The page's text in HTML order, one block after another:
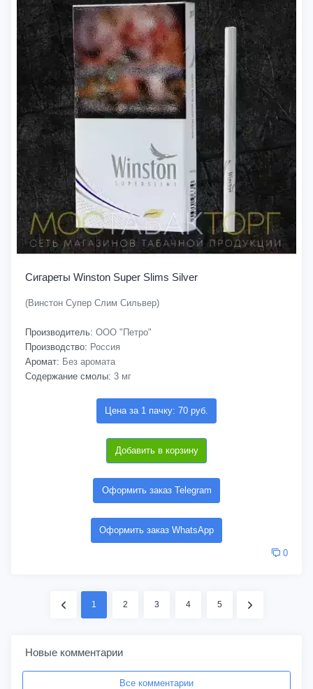
Сигареты Winston Super Slims Silver
(Винстон Супер Слим Сильвер)
Производитель: ООО "Петро"
Производство: Россия
Аромат: Без аромата
Содержание смолы: 3 мг
Цена за 1 пачку: 70 руб.
Добавить в корзину
Оформить заказ Telegram
Оформить заказ WhatsApp
0
1 2 3 4 5
Новые комментарии
Все комментарии